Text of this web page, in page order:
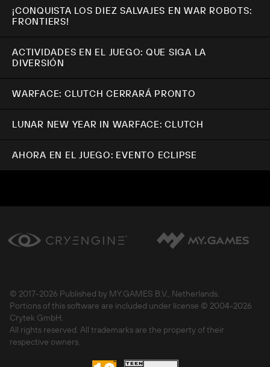
¡CONQUISTA LOS DIEZ SALVAJES EN WAR ROBOTS:
FRONTIERS!
ACTIVIDADES EN EL JUEGO: QUE SIGA LA
DIVERSIÓN
WARFACE: CLUTCH CERRARÁ PRONTO
LUNAR NEW YEAR IN WARFACE: CLUTCH
AHORA EN EL JUEGO: EVENTO ECLIPSE
© 2017-2026 Published by MY.GAMES B.V., Netherlands.
Portions of this software are included under license © 2004-2026
Crytek GmbH.
All rights reserved. All trademarks are the property of their
respective owners.